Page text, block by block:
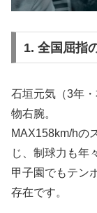
1. 全国屈指
石垣元気（3年
物右腕。
MAX158km/hの
じ、制球力も年
甲子園でもテン
存在です。